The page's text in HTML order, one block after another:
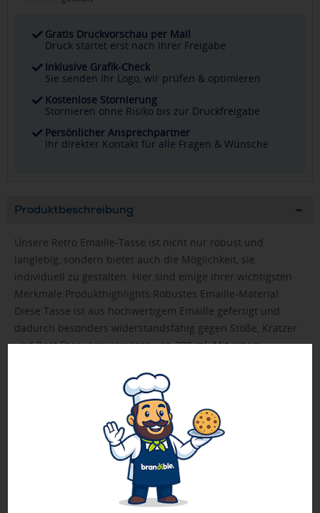
Gratis Druckvorschau per Mail
Druck startet erst nach Ihrer Freigabe
Inklusive Grafik-Check
Sie senden Ihr Logo, wir prüfen & optimieren
Kostenlose Stornierung
Stornieren ohne Risiko bis zur Druckfreigabe
Persönlicher Ansprechpartner
Ihr direkter Kontakt für alle Fragen & Wünsche
Produktbeschreibung
Unsere Retro Emaille-Tasse ist nicht nur robust und
langlebig, sondern bietet auch die Möglichkeit, sie
individuell zu gestalten. Hier sind einige ihrer wichtigsten
Merkmale:Produkthighlights:Robustes Emaille-Material:
Diese Tasse ist aus hochwertigem Emaille gefertigt und
dadurch besonders widerstandsfähig gegen Stöße, Kratzer
und Rost.Fassungsvermögen von 300 ml: Mit einem
für Kaffee, Tee oder andere
Getränke.Spülmaschinengeeignet: Die Tasse kann bequem
in der Spülmaschine gereinigt werden, was die Pflege und
Wartung einfach macht.Werbeanbringung: Die Tasse kann
im Sublimationsdruck veredelt werden, was Ihnen die
Möglichkeit gibt, individuelle Designs, Logos oder sogar
Fotodrucke anzubringen. Dies ermöglicht eine kreative und
persönliche Gestaltung.